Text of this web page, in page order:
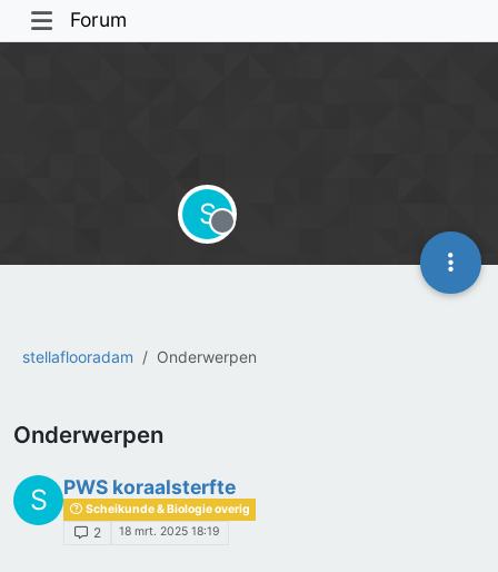
Forum
stellaflooradam Onderwerpen
S
Offline
Onderwerpen
S PWS koraalsterfte
Scheikunde & Biologie overig
2 18 mrt. 2025 18:19